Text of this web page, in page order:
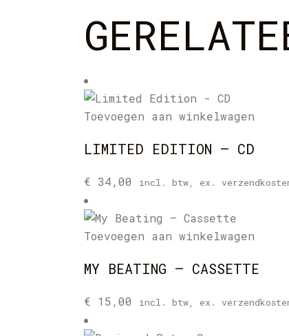
Toevoegen aan winkelwagen
LIMITED EDITION – CD
€ 34,00 incl. btw, ex.
Toevoegen aan winkelwagen
MY BEATING – CASSETTE
€ 15,00 incl. btw, ex.